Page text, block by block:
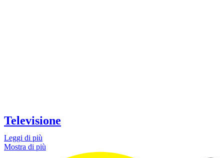
Televisione
Leggi di più
Mostra di più